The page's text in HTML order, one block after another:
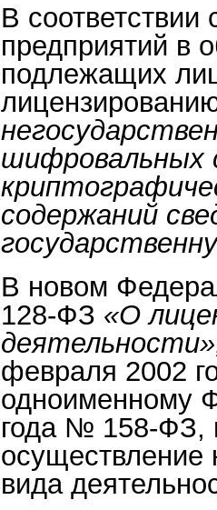
В
предприятий в
подлежащих
шифровальных
содержаний
В новом
128-ФЗ «О
февраля 2002
одноименному
года № 158-ФЗ,
осуществление
вида